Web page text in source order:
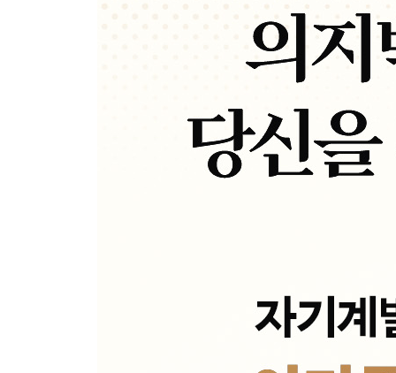
Chapter 14. 그들은 어떻게 나쁜 습관을 버리는가
똑똑한 사람들의 습관 관리법
Part 5. 네 번째 법칙, 만족스러워야 달라진다
Chapter 15. 재미와 보상 두 마리 토끼를 잡는 법
눈앞의 만족이 우선인 사람들 ｜ 아주 작은 보상의
어떻게 안전벨트는 세계인의 습관이 됐을까
Chapter 18. 습관에도 적성이 있다